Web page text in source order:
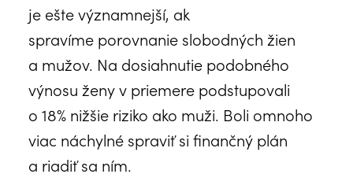
je ešte významnejší, ak
spravíme porovnanie slobodných žien
a mužov. Na dosiahnutie podobného
výnosu ženy v priemere podstupovali
o 18% nižšie riziko ako muži. Boli omnoho
viac náchylné spraviť si finančný plán
a riadiť sa ním.